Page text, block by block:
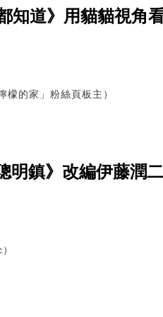
知道》用貓貓視角
檬的家」粉絲頁板主）
明鎮》改編伊藤潤